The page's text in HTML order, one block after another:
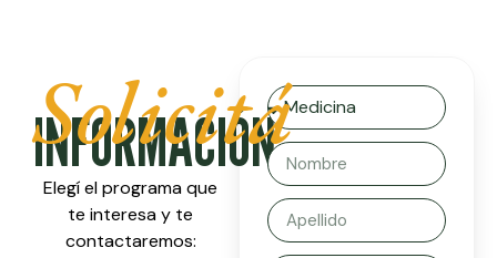
Solicitá
INFORMACIÓN
Elegí el programa que
te interesa y te
contactaremos: